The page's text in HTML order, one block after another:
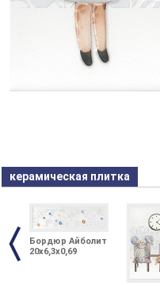
керамическая плитка
Бордюр Айболит
20x6,3x0,69